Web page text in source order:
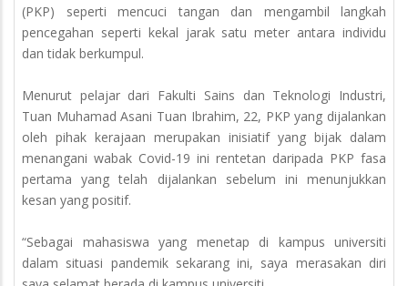
(PKP) seperti mencuci tangan dan mengambil langkah
pencegahan seperti kekal jarak satu meter antara individu
dan tidak berkumpul.
Menurut pelajar dari Fakulti Sains dan Teknologi Industri,
Tuan Muhamad Asani Tuan Ibrahim, 22, PKP yang dijalankan
oleh pihak kerajaan merupakan inisiatif yang bijak dalam
menangani wabak Covid-19 ini rentetan daripada PKP fasa
pertama yang telah dijalankan sebelum ini menunjukkan
kesan yang positif.
“Sebagai mahasiswa yang menetap di kampus universiti
dalam situasi pandemik sekarang ini, saya merasakan diri